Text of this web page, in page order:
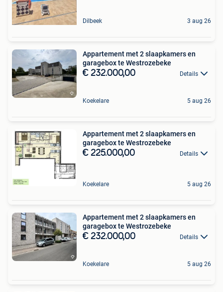
Dilbeek 3 aug 26
Appartement met 2 slaapkamers en
garagebox te Westrozebeke
€ 232.000,00 Details
Koekelare 5 aug 26
Appartement met 2 slaapkamers en
garagebox te Westrozebeke
€ 225.000,00 Details
Koekelare 5 aug 26
Appartement met 2 slaapkamers en
garagebox te Westrozebeke
€ 232.000,00 Details
Koekelare 5 aug 26